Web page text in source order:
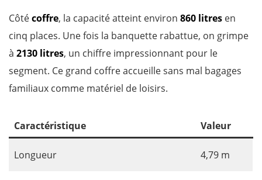
Côtécoffre, la capacité atteint environ 860 litres en
cinq places. Une fois la banquette rabattue, on grimpe
à 2130 litres, un chiffre impressionnant pour le
segment. Ce grand coffre accueille sans mal bagages
familiaux comme matériel de loisirs.
Caractéristique Valeur
Longueur 4,79 m